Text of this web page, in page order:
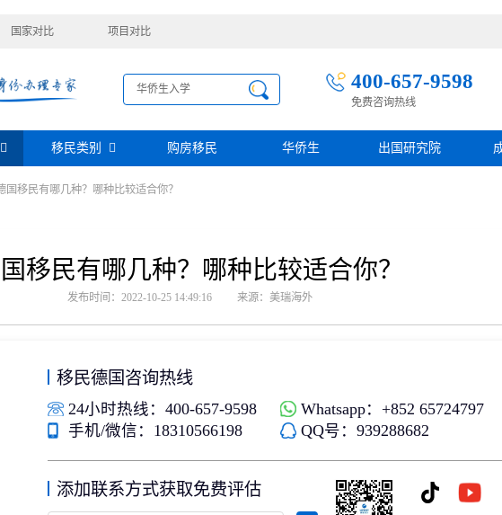
国家对比 项目对比
400-657-9598
免费咨询热线
希腊 土耳其 西班牙
葡萄牙
黑山
塞浦路斯
瓦努阿图 斐济
移民类别
资移民
西兰投资移民
国EB-5投资移民
塞浦路斯购房移民
护照移民
土耳其存款护照
瑙鲁投资入籍计划
格鲁吉亚护照
日本经营·管理签证
新加坡创业自雇EP
芬兰创业自雇移民
雇主担保
瑞典雇主担保移民
土耳其存款护照
杰出人才
香港优才计划
美国EB1A杰出人才移民
购房移民 华侨生 出国研究院
国移民有哪几种？哪种比较适合你？
移民有哪几种？哪种比较适合你？
发布时间：2022-10-25 14:49:16 来源：美瑞海外
移民德国咨询热线
24小时热线：400-657-9598
Whatsapp：+852 65724797
手机/微信：18310566198
QQ号：939288682
添加联系方式获取免费评估